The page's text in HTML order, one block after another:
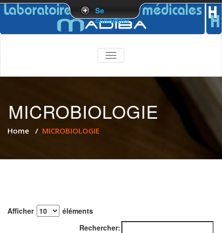
TOGGLE
NAVIGATION
MICROBIOLOGIE
Home / MICROBIOLOGIE
Afficher
éléments
Rechercher:
Se
connecter